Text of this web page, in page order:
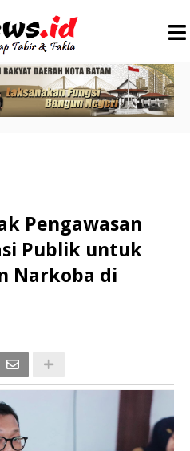
Pengawasan
Publik untuk
Narkoba di